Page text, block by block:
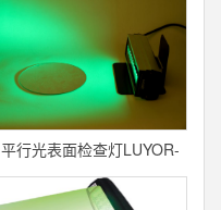
平行光表面检查灯LUYOR-
3320